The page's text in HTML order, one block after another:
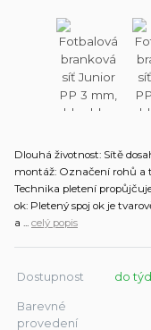
Dlouhá životnost: Sítě
montáž: Označení rohů a
Technika pletení
ok: Pletený spoj ok je
a ... celý popis
Dostupnost do
Barevné
provedení